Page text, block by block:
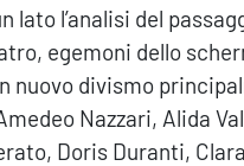
lato l’analisi del
egemoni dello
nuovo divismo
Nazzari, Alida
Doris Duranti,